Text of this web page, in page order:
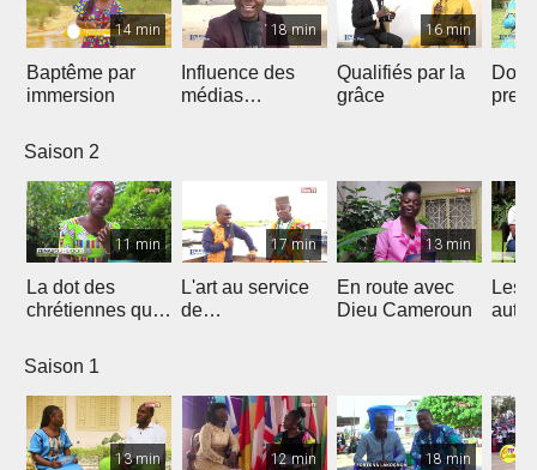
14 min
Baptême par
immersion
18 min
Influence des
médias
16 min
Qualifiés par la
grâce
Saison 2
11 min
La dot des
chrétiennes qui
17 min
L'art au service
de
13 min
En route avec
Dieu Cameroun
Les
Saison 1
13 min 12 min 18 min